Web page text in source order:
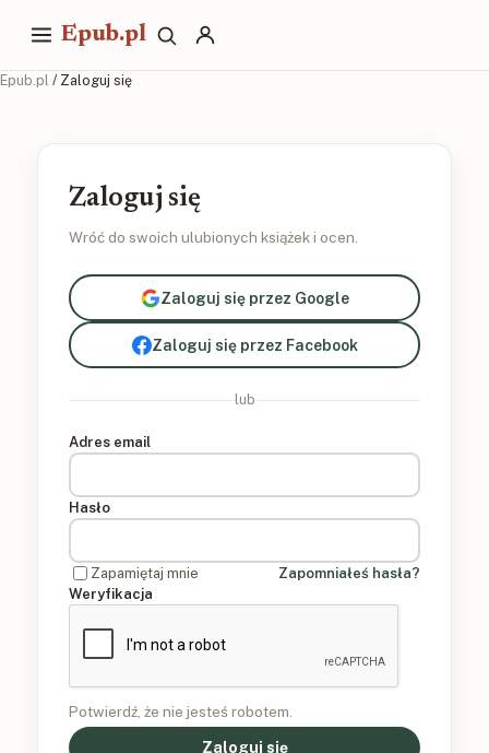
Epub.pl
Epub.pl / Zaloguj się
Zaloguj się
Wróć do swoich ulubionych książek i ocen.
Zaloguj się przez Google
Zaloguj się przez Facebook
lub
Adres email
Hasło
Zapamiętaj mnie
Zapomniałeś hasła?
Weryfikacja
Potwierdź, że nie jesteś robotem.
Zaloguj się